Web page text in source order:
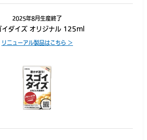
2025年8月生産終了
イダイズ オリジナル 125ml
リニューアル製品はこちら ＞